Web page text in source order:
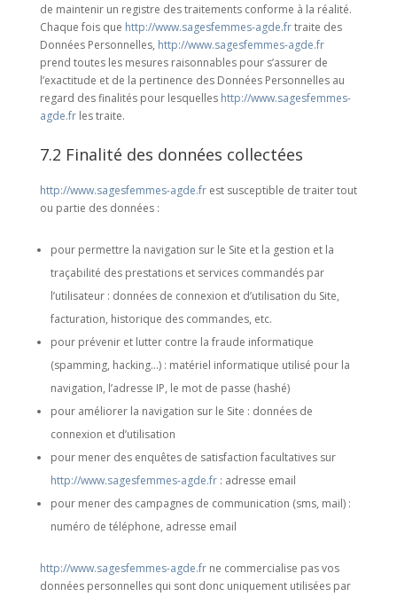
de maintenir un registre des traitements conforme à la réalité.
Chaque fois que http://www.sagesfemmes-agde.frtraite des
Données Personnelles, http://www.sagesfemmes-agde.fr
prend toutes les mesures raisonnables pour s’assurer de
l’exactitude et de la pertinence des Données Personnelles au
regard des finalités pour lesquelles http://www.sagesfemmes-
agde.frles traite.
7.2 Finalité des données collectées
http://www.sagesfemmes-agde.frest susceptible de traiter tout
ou partie des données :
pour permettre la navigation sur le Site et la gestion et la
traçabilité des prestations et services commandés par
l’utilisateur : données de connexion et d’utilisation du Site,
facturation, historique des commandes, etc.
pour prévenir et lutter contre la fraude informatique
(spamming, hacking…) : matériel informatique utilisé pour la
navigation, l’adresse IP, le mot de passe (hashé)
pour améliorer la navigation sur le Site : données de
connexion et d’utilisation
pour mener des enquêtes de satisfaction facultatives sur
http://www.sagesfemmes-agde.fr: adresse email
pour mener des campagnes de communication (sms, mail) :
numéro de téléphone, adresse email
http://www.sagesfemmes-agde.frne commercialise pas vos
données personnelles qui sont donc uniquement utilisées par